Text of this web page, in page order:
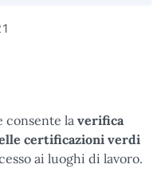
consente la verifica
certificazioni verdi
ai luoghi di lavoro.